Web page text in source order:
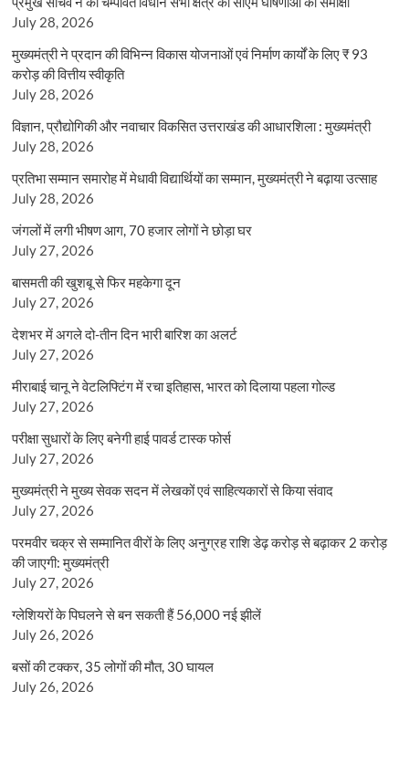
July 28, 2026
मुख्यमंत्री ने प्रदान की विभिन्न विकास योजनाओं एवं निर्माण कार्यों के लिए ₹ 93
करोड़ की वित्तीय स्वीकृति
July 28, 2026
विज्ञान, प्रौद्योगिकी और नवाचार विकसित उत्तराखंड की आधारशिला : मुख्यमंत्री
July 28, 2026
प्रतिभा सम्मान समारोह में मेधावी विद्यार्थियों का सम्मान, मुख्यमंत्री ने बढ़ाया उत्साह
July 28, 2026
जंगलों में लगी भीषण आग, 70 हजार लोगों ने छोड़ा घर
July 27, 2026
बासमती की खुशबू से फिर महकेगा दून
July 27, 2026
देशभर में अगले दो-तीन दिन भारी बारिश का अलर्ट
July 27, 2026
मीराबाई चानू ने वेटलिफ्टिंग में रचा इतिहास, भारत को दिलाया पहला गोल्ड
July 27, 2026
परीक्षा सुधारों के लिए बनेगी हाई पावर्ड टास्क फोर्स
July 27, 2026
मुख्यमंत्री ने मुख्य सेवक सदन में लेखकों एवं साहित्यकारों से किया संवाद
July 27, 2026
परमवीर चक्र से सम्मानित वीरों के लिए अनुग्रह राशि डेढ़ करोड़ से बढ़ाकर 2 करोड़
की जाएगी: मुख्यमंत्री
July 27, 2026
ग्लेशियरों के पिघलने से बन सकती हैं 56,000 नई झीलें
July 26, 2026
बसों की टक्कर, 35 लोगों की मौत, 30 घायल
July 26, 2026